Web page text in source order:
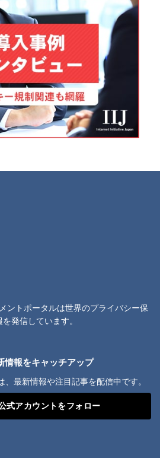
ントポータルは世界のプライバシー保
発信しています。
報をキャッチアップ
最新情報や注目記事を配信中です。
式アカウントをフォロー